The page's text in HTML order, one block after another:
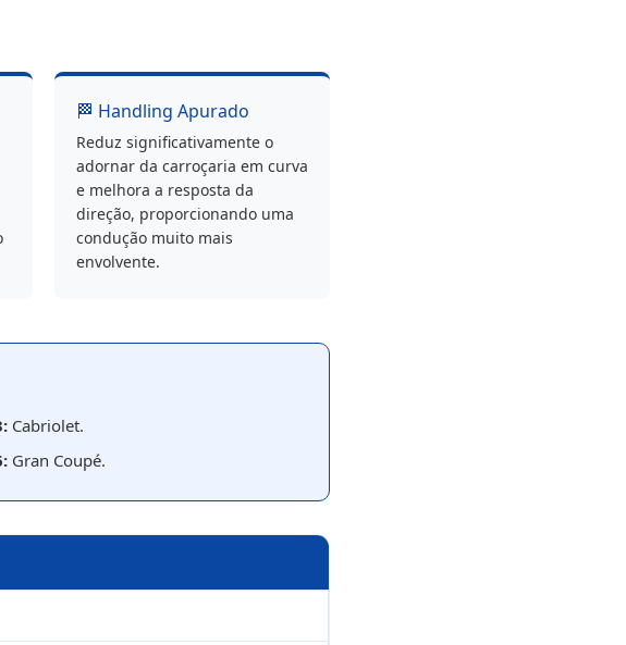
🏁 Handling Apurado
Reduz significativamente o
adornar da carroçaria em curva
e melhora a resposta da
direção, proporcionando uma
condução muito mais
envolvente.
Cabriolet.
Gran Coupé.